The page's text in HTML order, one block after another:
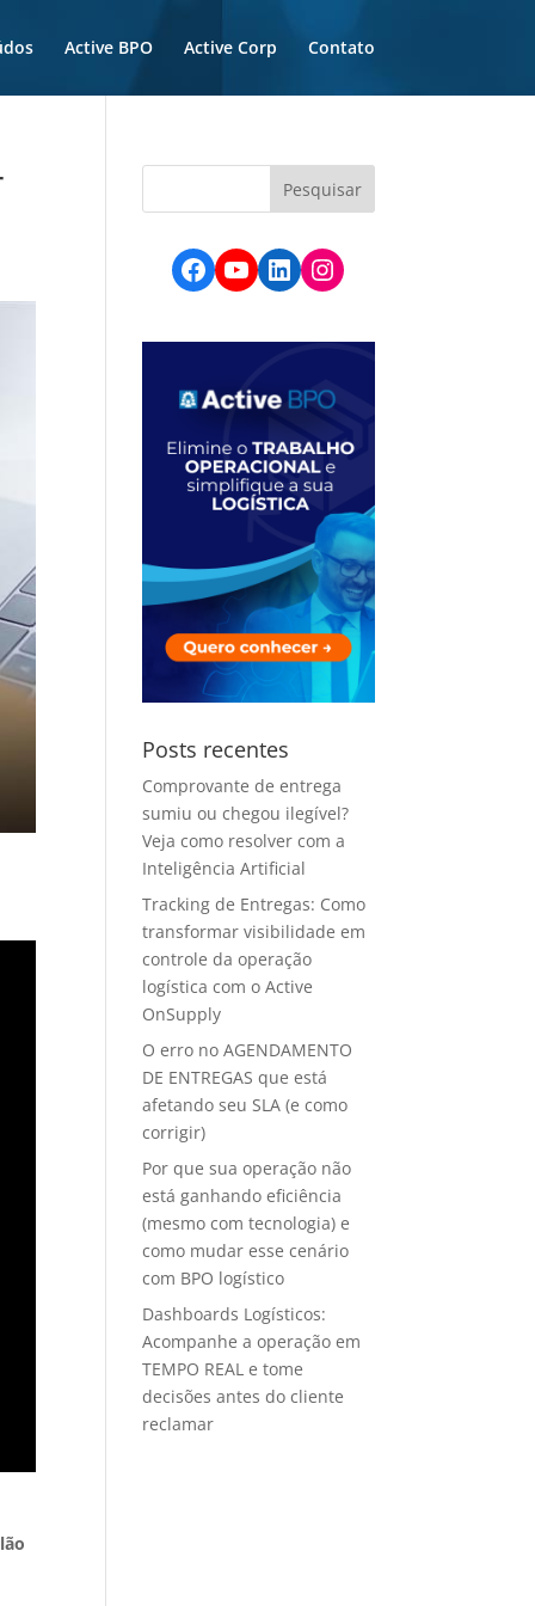
Active BPO Active Corp Contato
Facebook
YouTube
LinkedIn
Instagram
Posts recentes
Comprovante de entrega
sumiu ou chegou ilegível?
Veja como resolver com a
Inteligência Artificial
Tracking de Entregas: Como
transformar visibilidade em
controle da operação
logística com o Active
OnSupply
O erro no AGENDAMENTO
DE ENTREGAS que está
afetando seu SLA (e como
corrigir)
Por que sua operação não
está ganhando eficiência
(mesmo com tecnologia) e
como mudar esse cenário
com BPO logístico
Dashboards Logísticos:
Acompanhe a operação em
TEMPO REAL e tome
decisões antes do cliente
reclamar